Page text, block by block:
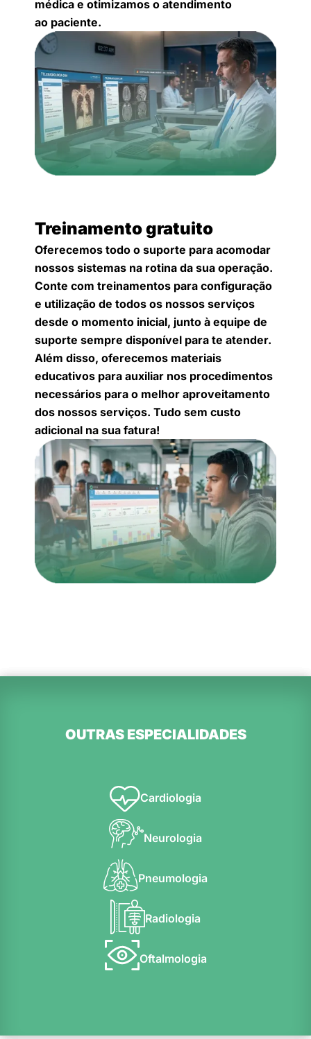
médica e otimizamos o atendimento
ao paciente.
Treinamento gratuito
Oferecemos todo o suporte para acomodar
nossos sistemas na rotina da sua operação.
Conte com treinamentos para configuração
e utilização de todos os nossos serviços
desde o momento inicial, junto à equipe de
suporte sempre disponível para te atender.
Além disso, oferecemos materiais
educativos para auxiliar nos procedimentos
necessários para o melhor aproveitamento
dos nossos serviços. Tudo sem custo
adicional na sua fatura!
OUTRAS ESPECIALIDADES
Cardiologia
Neurologia
Pneumologia
Radiologia
Oftalmologia